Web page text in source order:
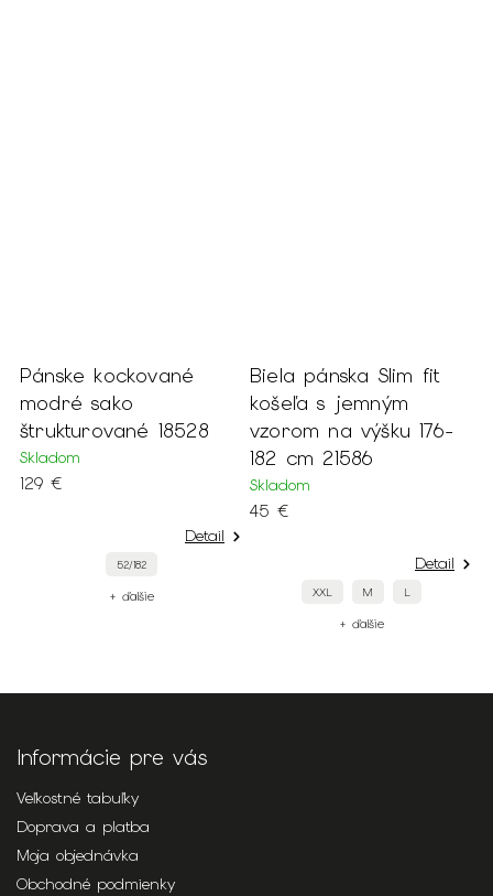
Pánske kockované
modré sako
štrukturované 18528
Skladom
129 €
Detail
52/182
+ ďalšie
Biela pánska Slim fit
košeľa s jemným
vzorom na výšku 176-
182 cm 21586
Skladom
45 €
Detail
XXL M L
+ ďalšie
Informácie pre vás
Veľkostné tabuľky
Doprava a platba
Moja objednávka
Obchodné podmienky